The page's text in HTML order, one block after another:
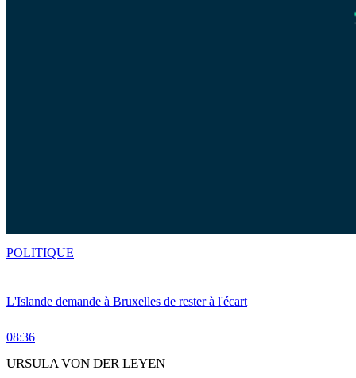
L'Islande demande à Bruxelles de rester à l'écart
08:36
POLITIQUE
URSULA VON DER LEYEN